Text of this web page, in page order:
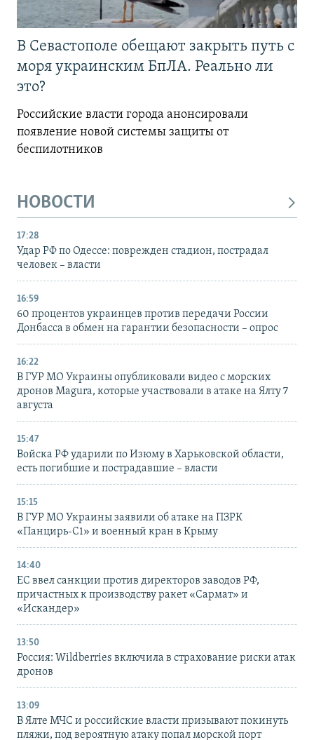
В Севастополе обещают закрыть путь с
моря украинским БпЛА. Реально ли
это?
Российские власти города анонсировали
появление новой системы защиты от
беспилотников
НОВОСТИ
17:28
Удар РФ по Одессе: поврежден стадион, пострадал
человек – власти
16:59
60 процентов украинцев против передачи России
Донбасса в обмен на гарантии безопасности – опрос
16:22
В ГУР МО Украины опубликовали видео с морских
дронов Magura, которые участвовали в атаке на Ялту 7
августа
15:47
Войска РФ ударили по Изюму в Харьковской области,
есть погибшие и пострадавшие – власти
15:15
В ГУР МО Украины заявили об атаке на ПЗРК
«Панцирь-С1» и военный кран в Крыму
14:40
ЕС ввел санкции против директоров заводов РФ,
причастных к производству ракет «Сармат» и
«Искандер»
13:50
Россия: Wildberries включила в страхование риски атак
дронов
13:09
В Ялте МЧС и российские власти призывают покинуть
пляжи, под вероятную атаку попал морской порт